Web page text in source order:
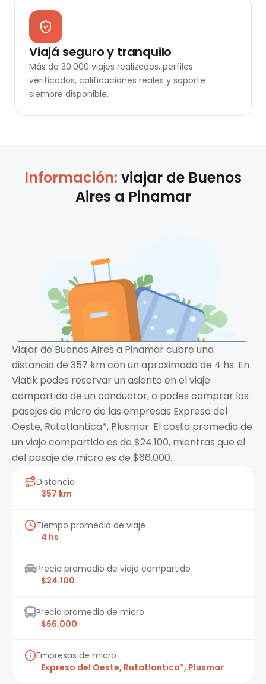
Viajá seguro y tranquilo
Más de 30.000 viajes realizados, perfiles
verificados, calificaciones reales y soporte
siempre disponible.
Información: viajar de Buenos
Aires a Pinamar
Viajar de Buenos Aires a Pinamar cubre una
distancia de 357 km con un aproximado de 4 hs. En
Viatik podes reservar un asiento en el viaje
compartido de un conductor, o podes comprar los
pasajes de micro de las empresas Expreso del
Oeste, Rutatlantica*, Plusmar. El costo promedio de
un viaje compartido es de $24.100, mientras que el
del pasaje de micro es de $66.000.
Distancia
357 km
Tiempo promedio de viaje
4 hs
Precio promedio de viaje compartido
$24.100
Precio promedio de micro
$66.000
Empresas de micro
Expreso del Oeste, Rutatlantica*, Plusmar